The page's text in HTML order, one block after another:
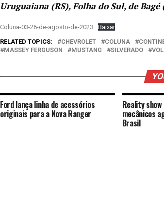
Uruguaiana (RS), Folha do Sul, de
Coluna-03-26-de-agosto-de-2023
Baixar
RELATED TOPICS:
CHEVROLET COLUNA
MASSEY FERGUSON
MUSTANG SILVERADO
Ford lança linha de acessórios
originais para a Nova Ranger
Reality
mecânicos
Brasil